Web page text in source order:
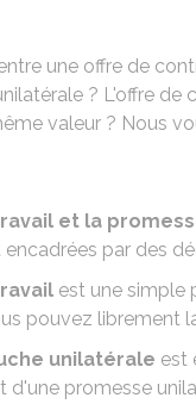
une offre de
? L'offre
valeur ? Nous
et la
encadrées par des
est une simple
pouvez librement
unilatérale est
d'une promesse